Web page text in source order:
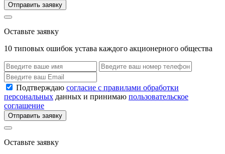
Отправить заявку
Оставьте заявку
10 типовых ошибок устава каждого акционерного общества
Подтверждаю согласие с правилами обработки
персональных данных и принимаю пользовательское
соглашение
Отправить заявку
Оставьте заявку